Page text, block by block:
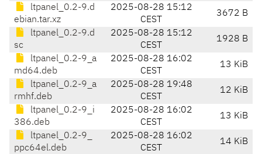
ltpanel_0.2-9.d
ebian.tar.xz
2025-08-28 15:12
CEST
3672 B
ltpanel_0.2-9.d
sc
2025-08-28 15:12
CEST
1928 B
ltpanel_0.2-9_a
md64.deb
2025-08-28 16:02
CEST
13 KiB
ltpanel_0.2-9_a
rmhf.deb
2025-08-28 19:48
CEST
12 KiB
ltpanel_0.2-9_i
386.deb
2025-08-28 16:02
CEST
13 KiB
ltpanel_0.2-9_
ppc64el.deb
2025-08-28 16:02
CEST
14 KiB